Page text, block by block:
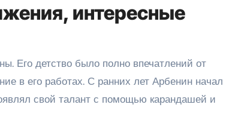
интересные
Его детство было полно впечатлений от
в его работах. С ранних лет Арбенин начал
свой талант с помощью карандашей и